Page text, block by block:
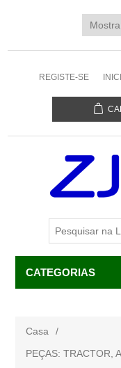
REGISTE-SE
CATEGORIAS
Casa
/
PEÇAS: TRACTOR,